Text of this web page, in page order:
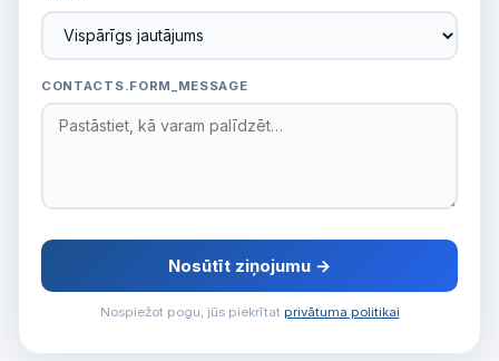
CONTACTS.FORM_MESSAGE
Nosūtīt ziņojumu →
Nospiežot pogu, jūs piekrītat privātuma politikai